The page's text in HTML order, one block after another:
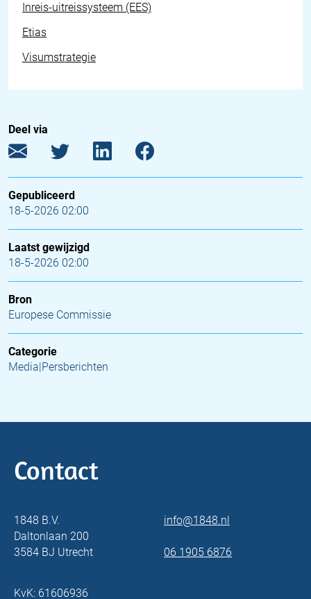
Inreis-uitreissysteem (EES)
Etias
Visumstrategie
Deel via
Gepubliceerd
18-5-2026 02:00
Laatst gewijzigd
18-5-2026 02:00
Bron
Europese Commissie
Categorie
Media|Persberichten
Contact
1848 B.V.
Daltonlaan 200
3584 BJ Utrecht
info@1848.nl
06 1905 6876
KvK: 61606936